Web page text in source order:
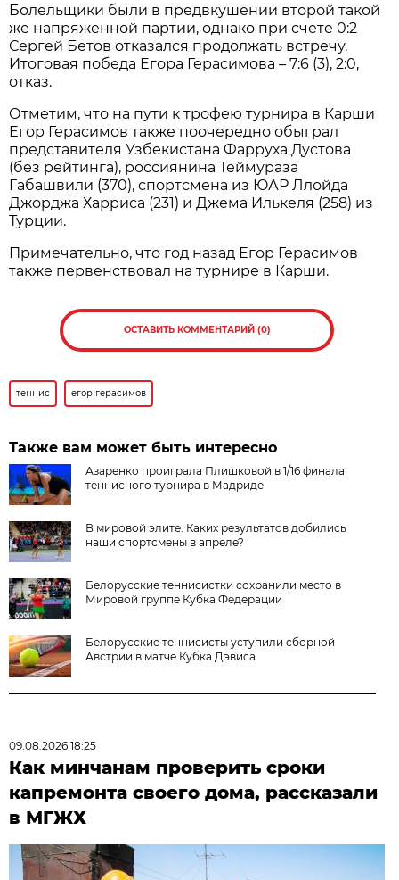
Болельщики были в предвкушении второй такой
же напряженной партии, однако при счете 0:2
Сергей Бетов отказался продолжать встречу.
Итоговая победа Егора Герасимова – 7:6 (3), 2:0,
отказ.
Отметим, что на пути к трофею турнира в Карши
Егор Герасимов также поочередно обыграл
представителя Узбекистана Фарруха Дустова
(без рейтинга), россиянина Теймураза
Габашвили (370), спортсмена из ЮАР Ллойда
Джорджа Харриса (231) и Джема Илькеля (258) из
Турции.
Примечательно, что год назад Егор Герасимов
также первенствовал на турнире в Карши.
ОСТАВИТЬ КОММЕНТАРИЙ (0)
теннис егор герасимов
Также вам может быть интересно
Азаренко проиграла Плишковой в 1/16 финала
теннисного турнира в Мадриде
В мировой элите. Каких результатов добились
наши спортсмены в апреле?
Белорусские теннисистки сохранили место в
Мировой группе Кубка Федерации
Белорусские теннисисты уступили сборной
Австрии в матче Кубка Дэвиса
09.08.2026 18:25
Как минчанам проверить сроки
капремонта своего дома, рассказали
в МГЖХ